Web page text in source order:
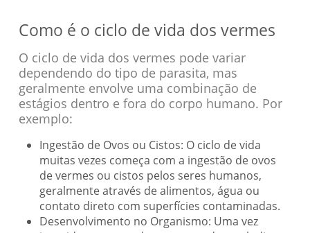
Como é o ciclo de vida dos vermes
O ciclo de vida dos vermes pode variar
dependendo do tipo de parasita, mas
geralmente envolve uma combinação de
estágios dentro e fora do corpo humano. Por
exemplo:
Ingestão de Ovos ou Cistos: O ciclo de vida
muitas vezes começa com a ingestão de ovos
de vermes ou cistos pelos seres humanos,
geralmente através de alimentos, água ou
contato direto com superfícies contaminadas.
Desenvolvimento no Organismo: Uma vez